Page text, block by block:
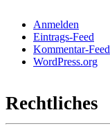
Anmelden
Eintrags-Feed
Kommentar-Feed
WordPress.org
Rechtliches